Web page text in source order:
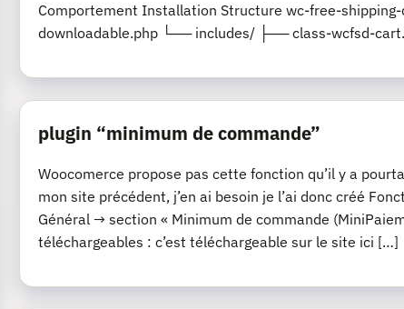
Comportement Installation Structure wc-free-
downloadable.php └── includes/ ├── class-wcfsd-
plugin “minimum de commande”
Woocomerce propose pas cette fonction qu’il y a
mon site précédent, j’en ai besoin je l’ai donc créé
Général → section « Minimum de commande
téléchargeables : c’est téléchargeable sur le site ici […]